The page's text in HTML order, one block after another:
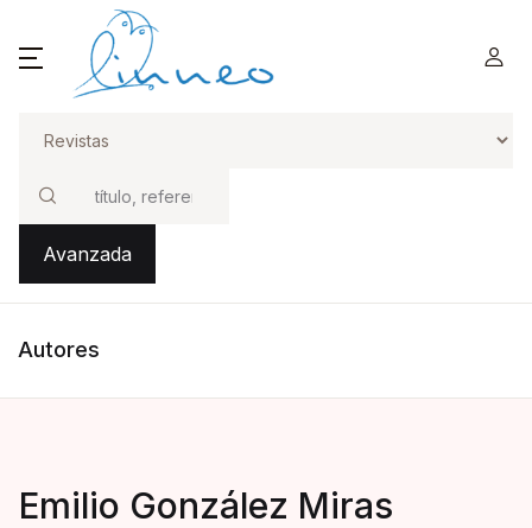
Buscar
Avanzada
Autores
Emilio González Miras